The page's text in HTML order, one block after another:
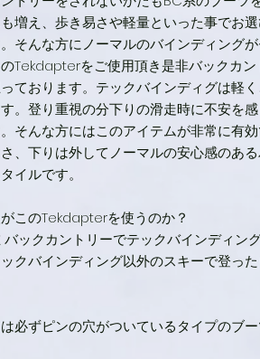
増え、歩き易さや軽量といった事でお
そんな方にノーマルのバインディング
Tekdapterをご使用頂き是非バックカン
ております。テックバインディグは軽
。登り重視の分下りの滑走時に不安を
そんな方にはこのアイテムが非常に有
、下りは外してノーマルの安心感のあ
イルです。
このTekdapterを使うのか？
バックカントリーでテックバインディン
クバインディング以外のスキーで登っ
必ずピンの穴がついているタイプのブ